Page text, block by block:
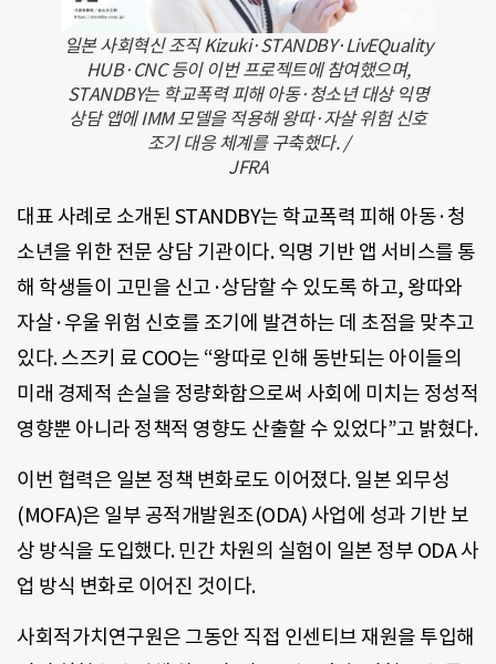
일본 사회혁신 조직 Kizuki·STANDBY·LivEQuality
HUB·CNC 등이 이번 프로젝트에 참여했으며,
STANDBY는 학교폭력 피해 아동·청소년 대상 익명
상담 앱에 IMM 모델을 적용해 왕따·자살 위험 신호
조기 대응 체계를 구축했다. /
JFRA
대표 사례로 소개된 STANDBY는 학교폭력 피해 아동·청
소년을 위한 전문 상담 기관이다. 익명 기반 앱 서비스를 통
해 학생들이 고민을 신고·상담할 수 있도록 하고, 왕따와
자살·우울 위험 신호를 조기에 발견하는 데 초점을 맞추고
있다. 스즈키 료 COO는 “왕따로 인해 동반되는 아이들의
미래 경제적 손실을 정량화함으로써 사회에 미치는 정성적
영향뿐 아니라 정책적 영향도 산출할 수 있었다”고 밝혔다.
이번 협력은 일본 정책 변화로도 이어졌다. 일본 외무성
(MOFA)은 일부 공적개발원조(ODA) 사업에 성과 기반 보
상 방식을 도입했다. 민간 차원의 실험이 일본 정부 ODA 사
업 방식 변화로 이어진 것이다.
사회적가치연구원은 그동안 직접 인센티브 재원을 투입해